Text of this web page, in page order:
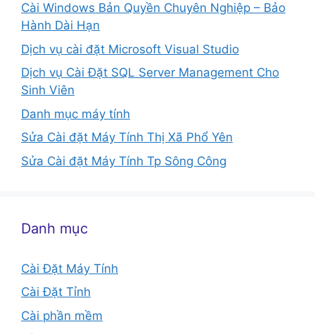
Cài Windows Bản Quyền Chuyên Nghiệp – Bảo
Hành Dài Hạn
Dịch vụ cài đặt Microsoft Visual Studio
Dịch vụ Cài Đặt SQL Server Management Cho
Sinh Viên
Danh mục máy tính
Sửa Cài đặt Máy Tính Thị Xã Phổ Yên
Sửa Cài đặt Máy Tính Tp Sông Công
Danh mục
Cài Đặt Máy Tính
Cài Đặt Tỉnh
Cài phần mềm